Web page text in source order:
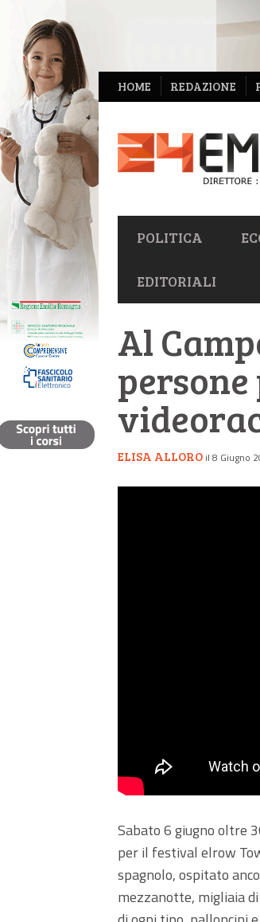
NAVIGAZIONE
SECONDARIA
HOME REDAZIONE
NAVIGAZIONE
PRIMARIA
POLITICA
EDITORIALI
Al
ELISA ALLORO il 8 Giugno
Sabato 6 giugno oltre
per il festival elrow
spagnolo, ospitato
mezzanotte, migliaia